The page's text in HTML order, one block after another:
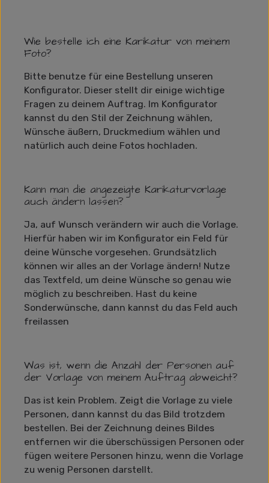
Wie bestelle ich eine Karikatur von meinem
Foto?
Bitte benutze für eine Bestellung unseren
Konfigurator. Dieser stellt dir einige wichtige
Fragen zu deinem Auftrag. Im Konfigurator
kannst du den Stil der Zeichnung wählen,
Wünsche äußern, Druckmedium wählen und
natürlich auch deine Fotos hochladen.
Kann man die angezeigte Karikaturvorlage
auch ändern lassen?
Ja, auf Wunsch verändern wir auch die Vorlage.
Hierfür haben wir im Konfigurator ein Feld für
deine Wünsche vorgesehen. Grundsätzlich
können wir alles an der Vorlage ändern! Nutze
das Textfeld, um deine Wünsche so genau wie
möglich zu beschreiben. Hast du keine
Sonderwünsche, dann kannst du das Feld auch
freilassen
Was ist, wenn die Anzahl der Personen auf
der Vorlage von meinem Auftrag abweicht?
Das ist kein Problem. Zeigt die Vorlage zu viele
Personen, dann kannst du das Bild trotzdem
bestellen. Bei der Zeichnung deines Bildes
entfernen wir die überschüssigen Personen oder
fügen weitere Personen hinzu, wenn die Vorlage
zu wenig Personen darstellt.